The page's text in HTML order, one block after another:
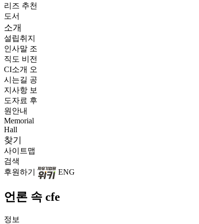
리즈 추천
도서
소개
설립취지
인사말 조
직도 비전
CI소개 오
시는길 공
지사항 보
도자료 후
원안내
Memorial
Hall
찾기
사이트맵
검색
후원하기
ENG
언론 속 cfe
정보